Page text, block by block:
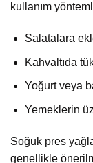
kullanım
Salatalara
Kahvaltıda
Yoğurt veya
Yemeklerin
Soğuk pres
genellikle